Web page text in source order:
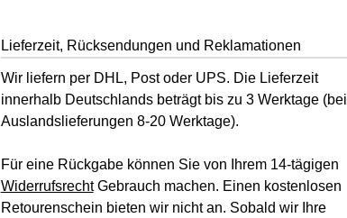
Lieferzeit, Rücksendungen und Reklamationen
Wir liefern per DHL, Post oder UPS. Die Lieferzeit
innerhalb Deutschlands beträgt bis zu 3 Werktage (bei
Auslandslieferungen 8-20 Werktage).
Für eine Rückgabe können Sie von Ihrem 14-tägigen
WiderrufsrechtGebrauch machen. Einen kostenlosen
Retourenschein bieten wir nicht an. Sobald wir Ihre